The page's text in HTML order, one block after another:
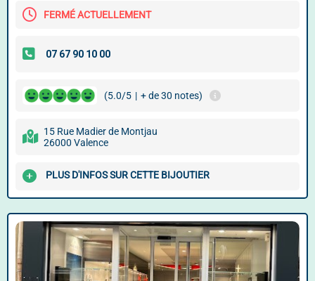
FERMÉ ACTUELLEMENT
(5.0/5 | + de 30 notes)
15 Rue Madier de Montjau
26000 Valence
PLUS D'INFOS SUR CETTE BIJOUTIER